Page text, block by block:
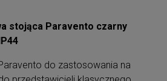
stojąca Paravento czarny
do zastosowania na